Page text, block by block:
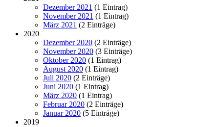
Dezember 2021 (1 Eintrag)
November 2021 (1 Eintrag)
März 2021 (2 Einträge)
2020
Dezember 2020 (2 Einträge)
November 2020 (3 Einträge)
Oktober 2020 (1 Eintrag)
August 2020 (1 Eintrag)
Juli 2020 (2 Einträge)
Juni 2020 (1 Eintrag)
März 2020 (1 Eintrag)
Februar 2020 (2 Einträge)
Januar 2020 (5 Einträge)
2019